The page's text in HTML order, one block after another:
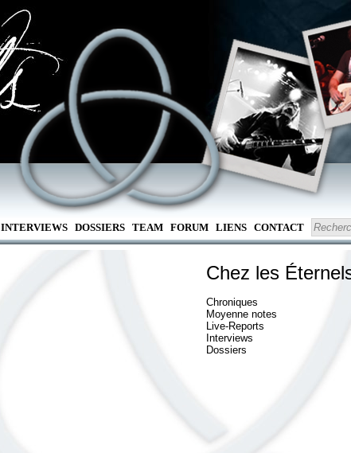
INTERVIEWS DOSSIERS TEAM FORUM LIENS CONTACT
Chez les
Chroniques
Moyenne notes
Live-Reports
Interviews
Dossiers